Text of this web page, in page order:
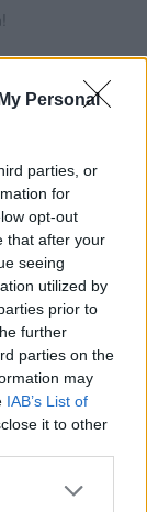
Personal
parties, or
for
opt-out
that after your
seeing
utilized by
prior to
further
parties on the
may
IAB’s List of
it to other
Google
között
a